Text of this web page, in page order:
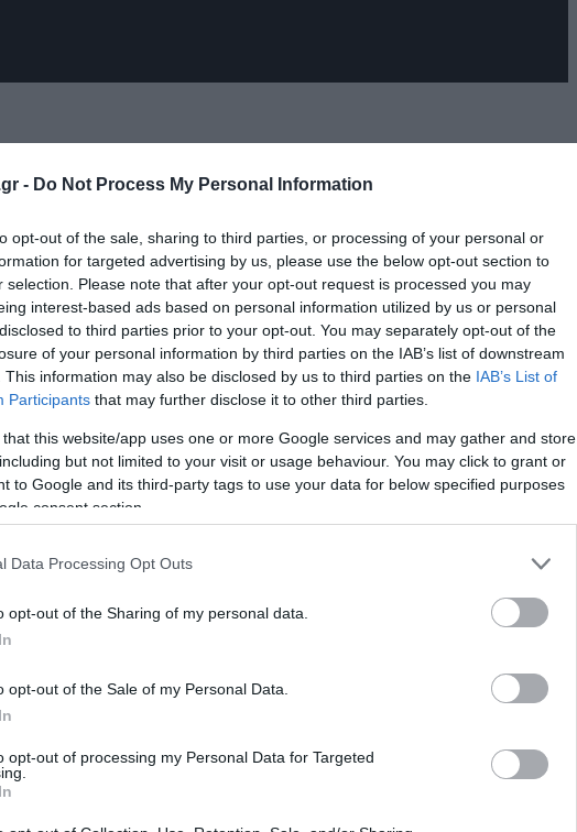
- Do Not Process My Personal Information
opt-out of the sale, sharing to third parties, or processing of your personal or
for targeted advertising by us, please use the below opt-out section to
selection. Please note that after your opt-out request is processed you may
interest-based ads based on personal information utilized by us or personal
to third parties prior to your opt-out. You may separately opt-out of the
of your personal information by third parties on the IAB’s list of downstream
This information may also be disclosed by us to third parties on the IAB’s List of
Participants that may further disclose it to other third parties.
that this website/app uses one or more Google services and may gather and store
but not limited to your visit or usage behaviour. You may click to grant or
to Google and its third-party tags to use your data for below specified purposes
consent section.
Data Processing Opt Outs
opt-out of the Sharing of my personal data.
opt-out of the Sale of my Personal Data.
opt-out of processing my Personal Data for Targeted
νομοθετικής πρωτοβουλίας για την ΕΥΠ, σε έκτακτη
κάνει αμέσως δεκτό. Σήμερα η Πολιτεία ολοκληρώνει με
αφορά μόνο την πατρίδα μας. Πρόκειται για μια σύνθετη
της εθνικής ασφάλειας. Το πλαίσιο των
είχε κινητό και πρακτικά το διαδίκτυο δεν υφίστατο. Ο